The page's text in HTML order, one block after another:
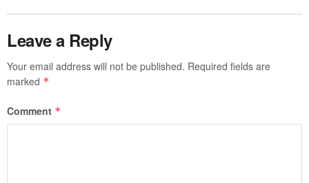
Leave a Reply
Your email address will not be published. Required fields are
marked *
Comment *